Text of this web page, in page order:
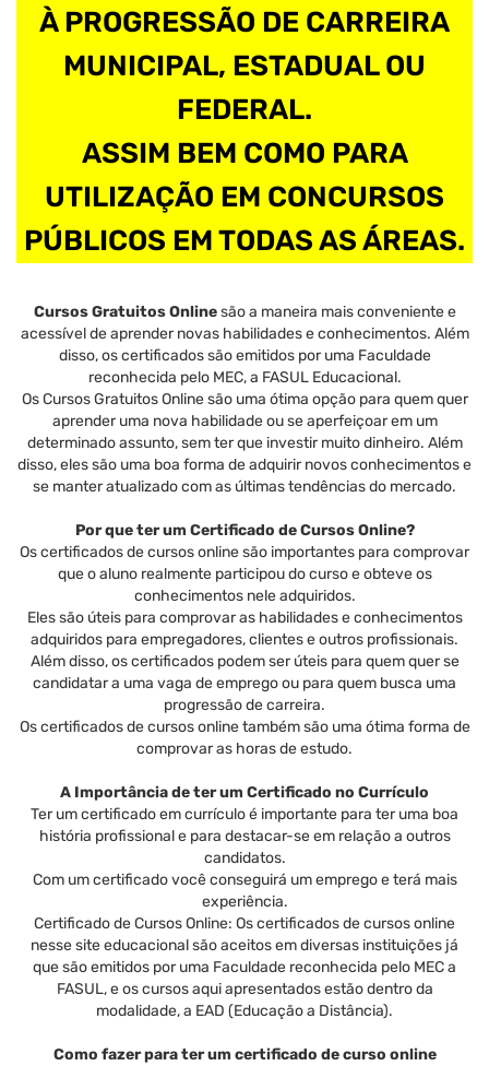
À PROGRESSÃO DE CARREIRA
MUNICIPAL, ESTADUAL OU
FEDERAL.
ASSIM BEM COMO PARA
UTILIZAÇÃO EM CONCURSOS
PÚBLICOS EM TODAS AS ÁREAS.
Cursos Gratuitos Onlinesão a maneira mais conveniente e
acessível de aprender novas habilidades e conhecimentos. Além
disso, os certificados são emitidos por uma Faculdade
reconhecida pelo MEC, a FASUL Educacional.
Os Cursos Gratuitos Online são uma ótima opção para quem quer
aprender uma nova habilidade ou se aperfeiçoar em um
determinado assunto, sem ter que investir muito dinheiro. Além
disso, eles são uma boa forma de adquirir novos conhecimentos e
se manter atualizado com as últimas tendências do mercado.
Por que ter um Certificado de Cursos Online?
Os certificados de cursos online são importantes para comprovar
que o aluno realmente participou do curso e obteve os
conhecimentos nele adquiridos.
Eles são úteis para comprovar as habilidades e conhecimentos
adquiridos para empregadores, clientes e outros profissionais.
Além disso, os certificados podem ser úteis para quem quer se
candidatar a uma vaga de emprego ou para quem busca uma
progressão de carreira.
Os certificados de cursos online também são uma ótima forma de
comprovar as horas de estudo.
A Importância de ter um Certificado no Currículo
Ter um certificado em currículo é importante para ter uma boa
história profissional e para destacar-se em relação a outros
candidatos.
Com um certificado você conseguirá um emprego e terá mais
experiência.
Certificado de Cursos Online: Os certificados de cursos online
nesse site educacional são aceitos em diversas instituições já
que são emitidos por uma Faculdade reconhecida pelo MEC a
FASUL, e os cursos aqui apresentados estão dentro da
modalidade, a EAD (Educação a Distância).
Como fazer para ter um certificado de curso online